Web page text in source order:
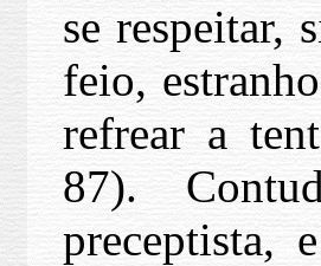
se respeitar,
feio,
refrear a
87).
preceptista,